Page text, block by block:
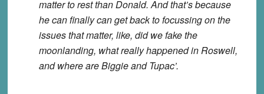
matter to rest than Donald. And that’s because
he can finally can get back to focussing on the
issues that matter, like, did we fake the
moonlanding, what really happened in Roswell,
and where are Biggie and Tupac’.